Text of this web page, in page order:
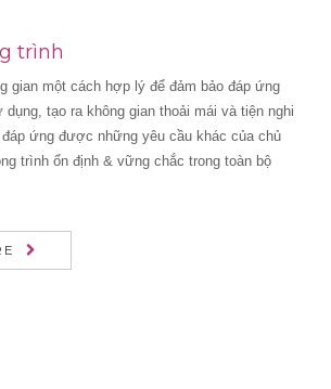
trình
gian một cách hợp lý để đảm bảo đáp ứng
tạo ra không gian thoải mái và tiện nghi
ứng được những yêu cầu khác của chủ
trình ổn định & vững chắc trong toàn bộ